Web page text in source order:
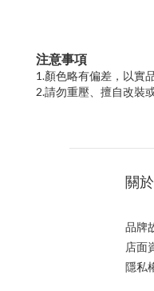
注意事項
1.顏色略有偏差，以實
2.請勿重壓、擅自改裝
關
品牌
店面
隱私